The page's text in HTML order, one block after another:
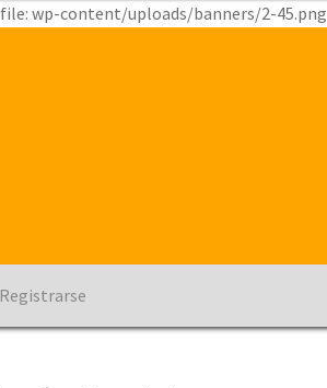
wp-content/uploads/banners/2-45.png
Registrarse